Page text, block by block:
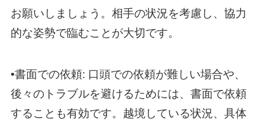
お願いしましょう。相手の状況を考慮し、協力
的な姿勢で臨むことが大切です。
•書面での依頼: 口頭での依頼が難しい場合や、
後々のトラブルを避けるためには、書面で依頼
することも有効です。越境している状況、具体